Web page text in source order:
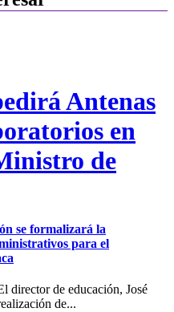
Antenas
en
de
se formalizará la
para el
director de educación, José
de...